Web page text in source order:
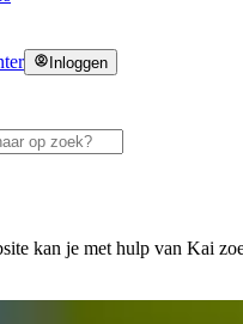
Inloggen
kan je met hulp van Kai